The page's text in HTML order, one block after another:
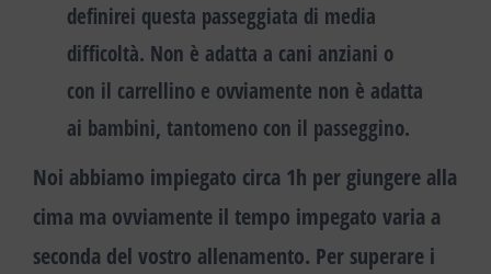
definirei questa passeggiata di media
difficoltà. Non è adatta a cani anziani o
con il carrellino e ovviamente non è adatta
ai bambini, tantomeno con il passeggino.
Noi abbiamo impiegato circa 1h per giungere alla
cima ma ovviamente il tempo impegato varia a
seconda del vostro allenamento. Per superare i